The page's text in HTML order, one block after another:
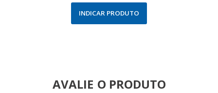
INDICAR PRODUTO
AVALIE